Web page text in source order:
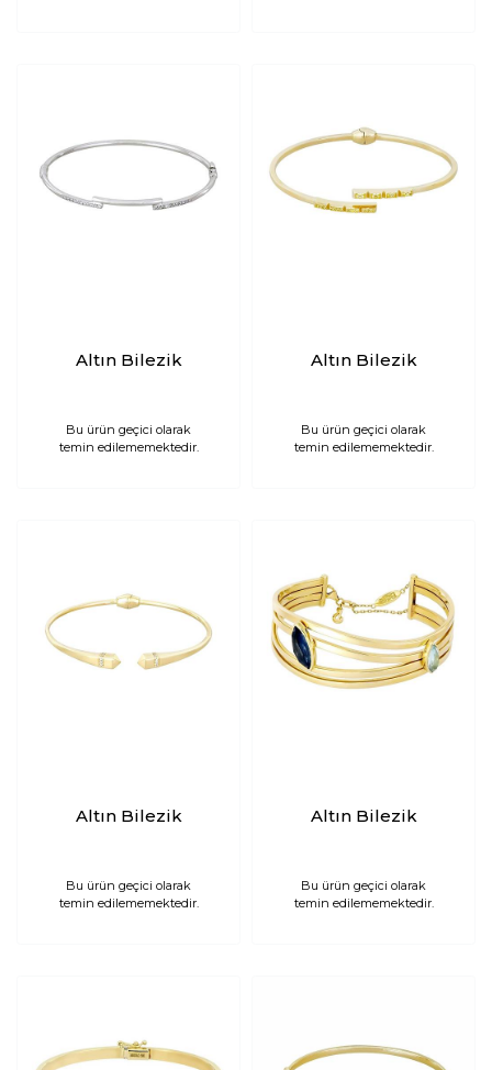
Altın Bilezik
Bu ürün geçici olarak
temin edilememektedir.
Altın Bilezik
Bu ürün geçici olarak
temin edilememektedir.
Altın Bilezik
Bu ürün geçici olarak
temin edilememektedir.
Altın Bilezik
Bu ürün geçici olarak
temin edilememektedir.